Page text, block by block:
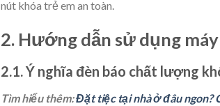
nút khóa trẻ em an toàn.
2. Hướng dẫn sử dụng
2.1. Ý nghĩa đèn báo chất lượng
Tìm hiểu thêm:Đặt tiệc tại nhà ở đâu ngon?